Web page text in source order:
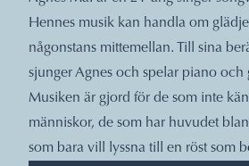
Hennes musik kan handla om
någonstans mittemellan. Till sina
sjunger Agnes och spelar piano och
Musiken är gjord för de som inte
människor, de som har huvudet
som bara vill lyssna till en röst som